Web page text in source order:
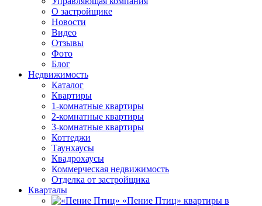
О застройщике
Новости
Видео
Отзывы
Фото
Блог
Недвижимость
Каталог
Квартиры
1-комнатные квартиры
2-комнатные квартиры
3-комнатные квартиры
Коттеджи
Таунхаусы
Квадрохаусы
Коммерческая недвижимость
Отделка от застройщика
Кварталы
«Пение Птиц» квартиры в